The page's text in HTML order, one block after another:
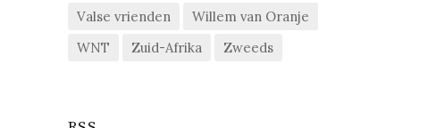
Valse vrienden
Willem van Oranje
WNT
Zuid-Afrika Zweeds